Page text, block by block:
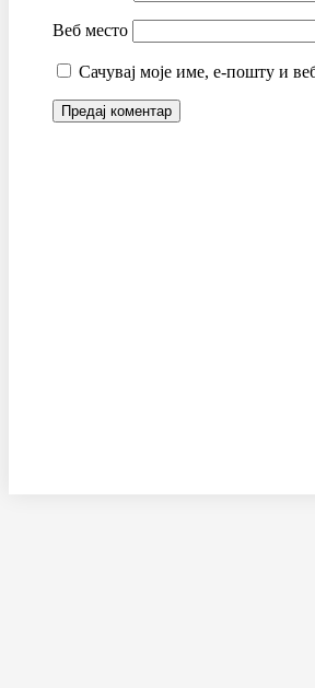
Веб место
Сачувај моје име, е-пошту и